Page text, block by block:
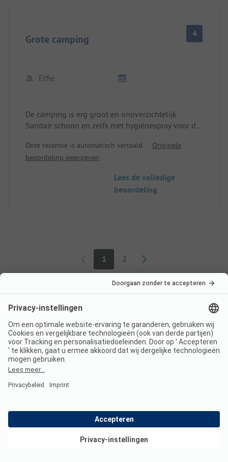
Grote camping 4
Elfie
De camping is erg groot en onoverzichtelijk.
Sanitair schoon en zelfs met hygiënespray voor de
aanrader, vooral Old Town! De supermarkt is goed
uitgerust, behalve voor vers fruit en groente.
voorbij de uitgang, direct aan de weg. Personeel
vriendelijk en behulpzaam.
Deze recensie is automatisch vertaald.
Originele
beoordeling weergeven
Lees de volledige
beoordeling
Paginering
1 2
Classificatie van de camping
ANWB inspectie
ANWB classificatiemodel
Bekijk deals